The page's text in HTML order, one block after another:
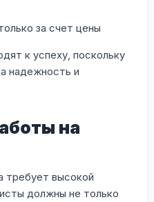
за счет цены
к успеху, поскольку
надежность и
на
требует высокой
должны не только